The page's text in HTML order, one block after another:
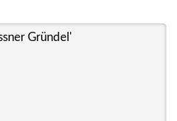
Gründel'